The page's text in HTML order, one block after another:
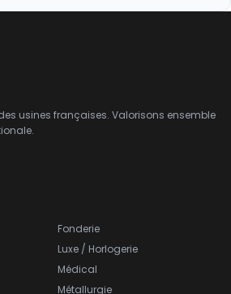
usines françaises. Valorisons ensemble
Fonderie
Luxe / Horlogerie
Médical
Métallurgie